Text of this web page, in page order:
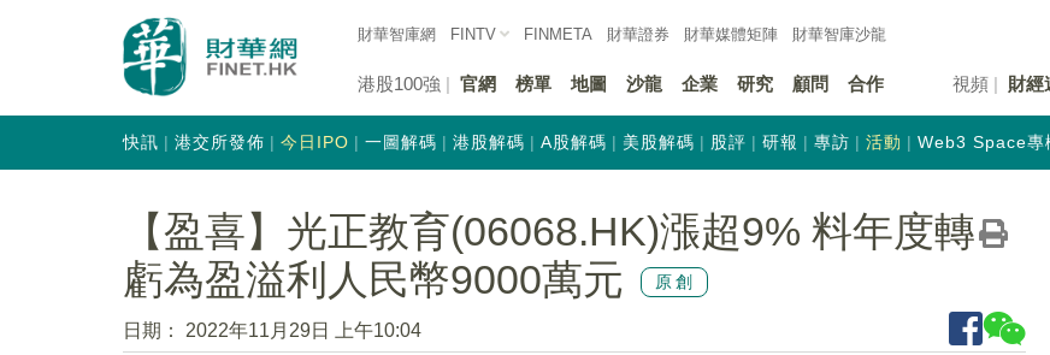
財華智庫網 FINTV FINMETA 財華證券 財華媒體矩陣 財華智庫沙龍
港股100強 官網 榜單 地圖 沙龍 企業 研究 顧問 合作 視頻 財經
快訊 港交所發佈 今日IPO 一圖解碼 港股解碼 A股解碼 美股解碼 股評 研報 專訪 活動 Web3 Space專
【盈喜】光正教育(06068.HK)漲超9% 料年度轉
虧為盈溢利人民幣9000萬元
原創
日期：
2022年11月29日 上午10:04